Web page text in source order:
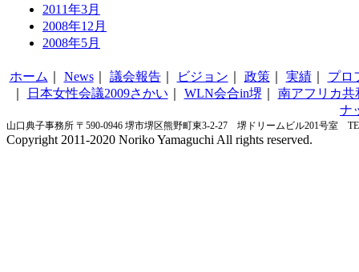
2011年3月
2008年12月
2008年5月
ホーム News｜ 議会報告｜ ビジョン 政策｜ 実績｜ プロ
日本女性会議2009さかい WLN会合in堺
南アフリカ共
ナ
山口典子事務所 〒590-0946 堺市堺区熊野町東3-2-27 堺ドリームビル201号室
Copyright 2011-2020 Noriko Yamaguchi All rights reserved.